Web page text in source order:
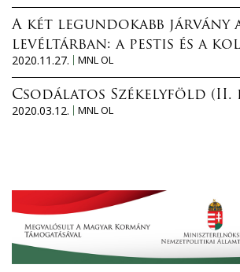
A két legundokabb járvány
levéltárban: a pestis és a
2020.11.27.
MNL OL
Csodálatos Székelyföld (II.
2020.03.12.
MNL OL